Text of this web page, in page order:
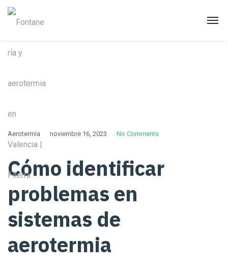
Aerotermia noviembre 16, 2023 No Comments
Cómo identificar
problemas en
sistemas de
aerotermia